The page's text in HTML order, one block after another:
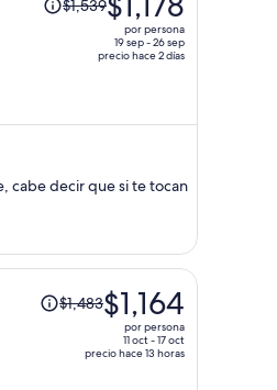
persona
precio
ahora
de
$1,539
por persona
19 sep - 26 sep
precio hace 2 días
cabe decir que si te tocan
El
precio
$1,483$1,164
por persona
11 oct - 17 oct
precio hace 13 horas